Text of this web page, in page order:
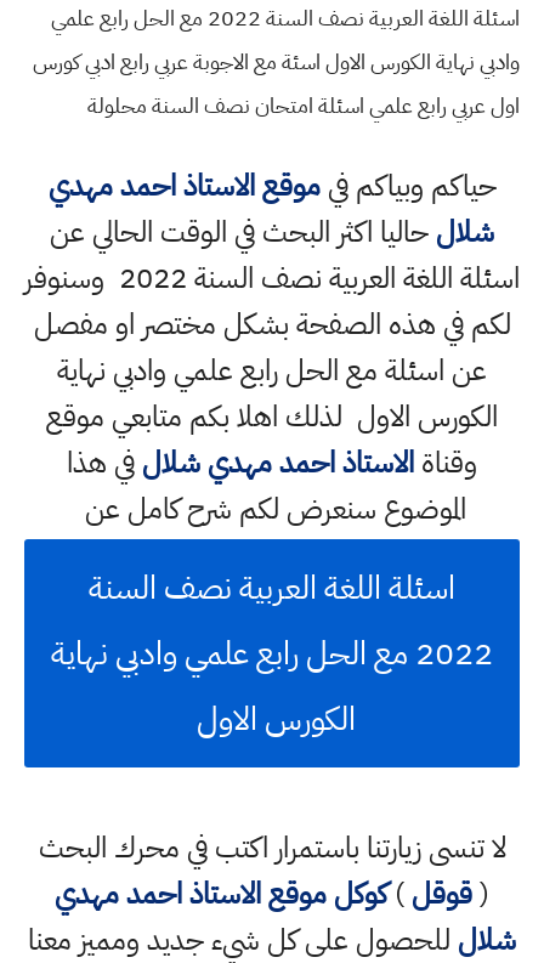
اسئلة اللغة العربية نصف السنة 2022 مع الحل رابع علمي
وادبي نهاية الكورس الاول اسئة مع الاجوبة عربي رابع ادبي كورس
اول عربي رابع علمي اسئلة امتحان نصف السنة محلولة
حياكم وبياكم فيموقع الاستاذ احمد مهدي
شلالحاليا اكثر البحث في الوقت الحالي عن
اسئلة اللغة العربية نصف السنة 2022 وسنوفر
لكم في هذه الصفحة بشكل مختصر او مفصل
عن اسئلة مع الحل رابع علمي وادبي نهاية
الكورس الاول لذلك اهلا بكم متابعي موقع
وقناةالاستاذ احمد مهدي شلالفي هذا
الموضوع سنعرض لكم شرح كامل عن
اسئلة اللغة العربية نصف السنة
2022 مع الحل رابع علمي وادبي نهاية
الكورس الاول
لا تنسى زيارتنا باستمرار اكتب في محرك البحث
(قوقل)كوكلموقع الاستاذ احمد مهدي
شلال للحصول على كل شيء جديد ومميز معنا